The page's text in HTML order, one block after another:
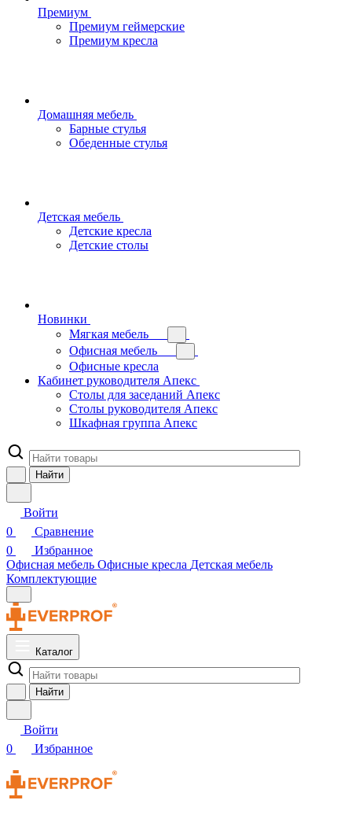
Премиум
Премиум геймерские
Премиум кресла
Домашняя мебель
Барные стулья
Обеденные стулья
Детская мебель
Детские кресла
Детские столы
Новинки
Мягкая мебель
Офисная мебель
Офисные кресла
Кабинет руководителя Апекс
Столы для заседаний Апекс
Столы руководителя Апекс
Шкафная группа Апекс
Найти
Войти
0
Сравнение
0
Избранное
Офисная мебель Офисные кресла Детская мебель
Комплектующие
Каталог
Найти
Войти
0
Избранное